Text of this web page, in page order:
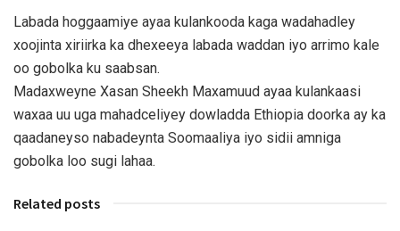
Labada hoggaamiye ayaa kulankooda kaga wadahadley
xoojinta xiriirka ka dhexeeya labada waddan iyo arrimo kale
oo gobolka ku saabsan.
Madaxweyne Xasan Sheekh Maxamuud ayaa kulankaasi
waxaa uu uga mahadceliyey dowladda Ethiopia doorka ay ka
qaadaneyso nabadeynta Soomaaliya iyo sidii amniga
gobolka loo sugi lahaa.
Related posts